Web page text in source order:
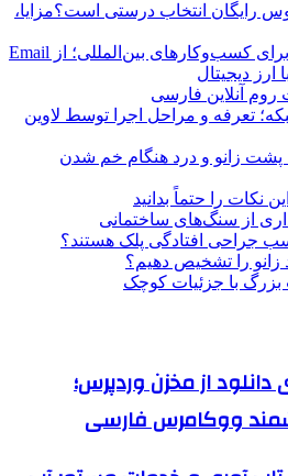
رایگان انتخاب درستی است؟مزایا،
راهنمای انتخاب VPS برای کسب‌وکارهای بین‌المللی؛ از Email
آنلاین فارسی
تعرفه و مراحل اجرا توسط لاوین
پشت زانو و درد هنگام خم شدن
نکات را حتماً بدانید
از سنگ‌های ساختمانی
جراحی افتادگی پلک هستند؟
را تشخیص دهیم؟
بزرگ با جزئیات کوچک
از مخزن وردپرس؛
ووکامرس فارسی